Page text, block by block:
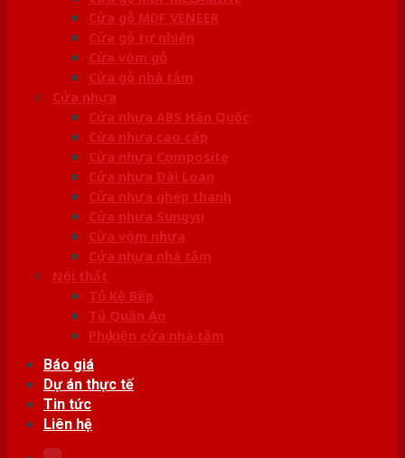
Cửa gỗ MDF VENEER
Cửa gỗ tự nhiên
Cửa vòm gỗ
Cửa gỗ nhà tắm
Cửa nhựa
Cửa nhựa ABS Hàn Quốc
Cửa nhựa cao cấp
Cửa nhựa Composite
Cửa nhựa Đài Loan
Cửa nhựa ghép thanh
Cửa nhựa Sungyu
Cửa vòm nhựa
Cửa nhựa nhà tắm
Nội thất
Tủ Kệ Bếp
Tủ Quần Áo
Phụ kiện cửa nhà tắm
Báo giá
Dự án thực tế
Tin tức
Liên hệ